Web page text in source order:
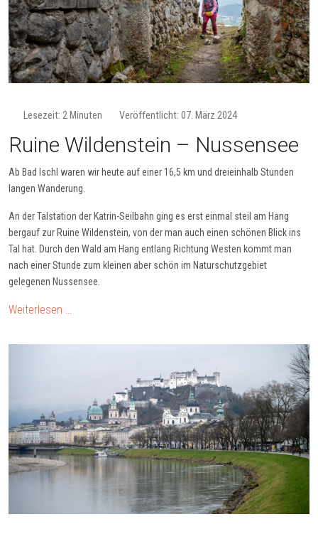
Lesezeit: 2 Minuten Veröffentlicht: 07. März 2024
Ruine Wildenstein – Nussensee
Ab Bad Ischl waren wir heute auf einer 16,5 km und dreieinhalb Stunden
langen Wanderung.
An der Talstation der Katrin-Seilbahn ging es erst einmal steil am Hang
bergauf zur Ruine Wildenstein, von der man auch einen schönen Blick ins
Tal hat. Durch den Wald am Hang entlang Richtung Westen kommt man
nach einer Stunde zum kleinen aber schön im Naturschutzgebiet
gelegenen Nussensee.
Weiterlesen …